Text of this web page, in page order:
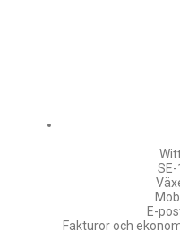
E-
Fakturor och